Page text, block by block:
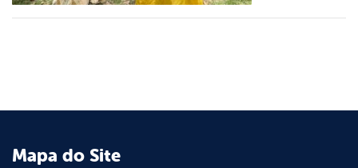
Mapa do Site